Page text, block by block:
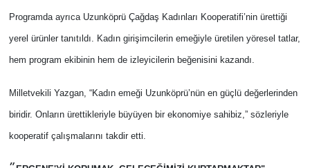
Programda ayrıca Uzunköprü Çağdaş Kadınları Kooperatifi’nin ürettiği
yerel ürünler tanıtıldı. Kadın girişimcilerin emeğiyle üretilen yöresel tatlar,
hem program ekibinin hem de izleyicilerin beğenisini kazandı.
Milletvekili Yazgan, “Kadın emeği Uzunköprü’nün en güçlü değerlerinden
biridir. Onların ürettikleriyle büyüyen bir ekonomiye sahibiz,” sözleriyle
kooperatif çalışmalarını takdir etti.